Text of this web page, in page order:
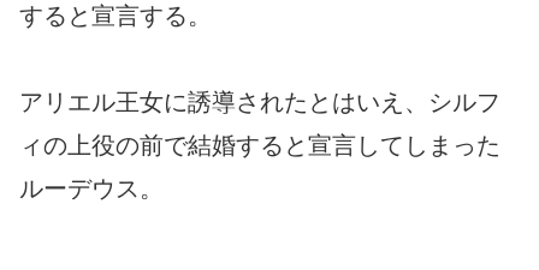
すると宣言する。
アリエル王女に誘導されたとはいえ、シルフ
ィの上役の前で結婚すると宣言してしまった
ルーデウス。